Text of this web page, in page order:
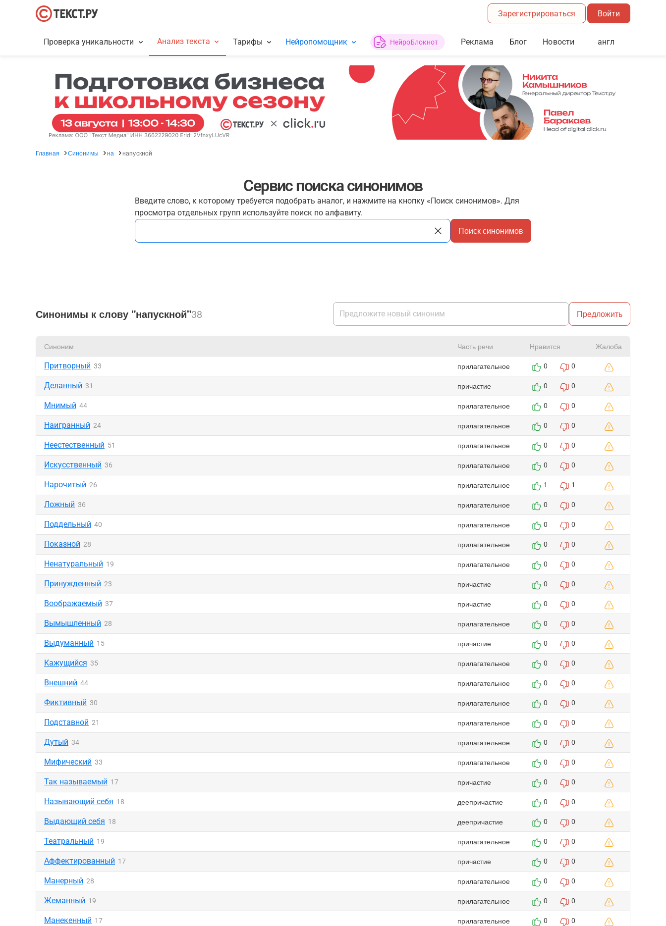
Зарегистрироваться Войти
Проверка уникальности Анализ текста Тарифы Нейропомощник НейроБлокнот Реклама Блог Новости англ
Главная Синонимы на напускной
Сервис поиска синонимов
Введите слово, к которому требуется подобрать аналог, и нажмите на кнопку «Поиск синонимов». Для
просмотра отдельных групп используйте поиск по алфавиту.
Поиск синонимов
Синонимы к слову "напускной"38 Предложить
Синоним Часть речи Нравится Жалоба
Притворный 33 прилагательное 0 0
Деланный 31 причастие 0 0
Мнимый 44 прилагательное 0 0
Наигранный 24 прилагательное 0 0
Неестественный 51 прилагательное 0 0
Искусственный 36 прилагательное 0 0
Нарочитый 26 прилагательное 1 1
Ложный 36 прилагательное 0 0
Поддельный 40 прилагательное 0 0
Показной 28 прилагательное 0 0
Ненатуральный 19 прилагательное 0 0
Принужденный 23 причастие 0 0
Воображаемый 37 причастие 0 0
Вымышленный 28 прилагательное 0 0
Выдуманный 15 причастие 0 0
Кажущийся 35 прилагательное 0 0
Внешний 44 прилагательное 0 0
Фиктивный 30 прилагательное 0 0
Подставной 21 прилагательное 0 0
Дутый 34 прилагательное 0 0
Мифический 33 прилагательное 0 0
Так называемый 17 причастие 0 0
Называющий себя 18 деепричастие 0 0
Выдающий себя 18 деепричастие 0 0
Театральный 19 прилагательное 0 0
Аффектированный 17 причастие 0 0
Манерный 28 прилагательное 0 0
Жеманный 19 прилагательное 0 0
Манекенный 17 прилагательное 0 0